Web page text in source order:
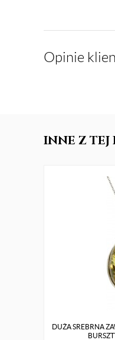
Opinie
INNE Z TEJ
DUŻA SREBRNA